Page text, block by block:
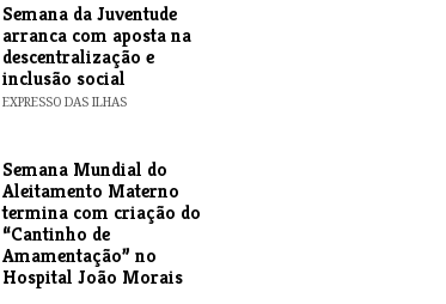
Semana da Juventude
arranca com aposta na
descentralização e
inclusão social
EXPRESSO DAS ILHAS
Semana Mundial do
Aleitamento Materno
termina com criação do
“Cantinho de
Amamentação” no
Hospital João Morais